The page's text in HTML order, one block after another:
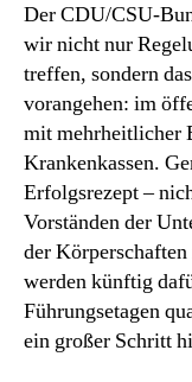
Der CDU/CSU-
wir nicht nur
treffen, sondern
vorangehen: im
mit mehrheitlicher
Krankenkassen.
Erfolgsrezept –
Vorständen der
der
werden künftig
Führungsetagen
ein großer Schritt